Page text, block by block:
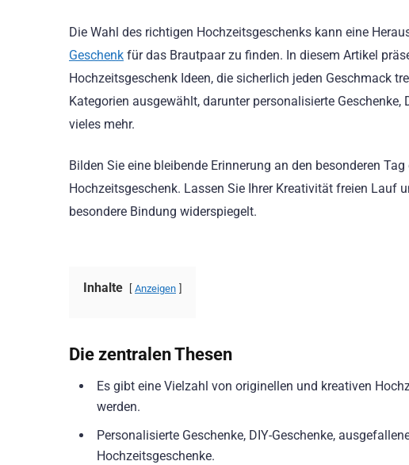
Die Wahl des richtigen Hochzeitsgeschenks kann eine
Geschenk für das Brautpaar zu finden. In diesem Artikel
Hochzeitsgeschenk Ideen, die sicherlich jeden Geschmack
Kategorien ausgewählt, darunter personalisierte
vieles mehr.
Bilden Sie eine bleibende Erinnerung an den besonderen
Hochzeitsgeschenk. Lassen Sie Ihrer Kreativität freien Lauf
besondere Bindung widerspiegelt.
Inhalte Anzeigen
Die zentralen Thesen
Es gibt eine Vielzahl von originellen und kreativen
werden.
Personalisierte Geschenke, DIY-Geschenke,
Hochzeitsgeschenke.